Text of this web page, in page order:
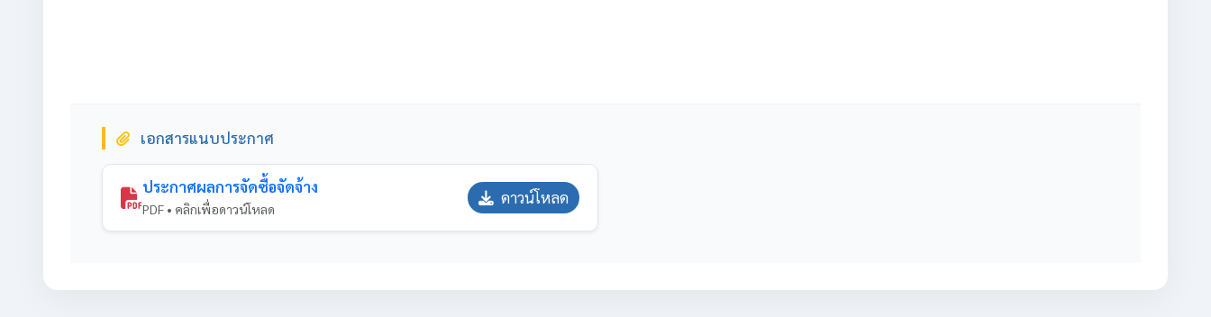
เอกสารแนบประกาศ
ประกาศผลการจัดซื้อจัดจ้าง
PDF • คลิกเพื่อดาวน์โหลด
ดาวน์โหลด